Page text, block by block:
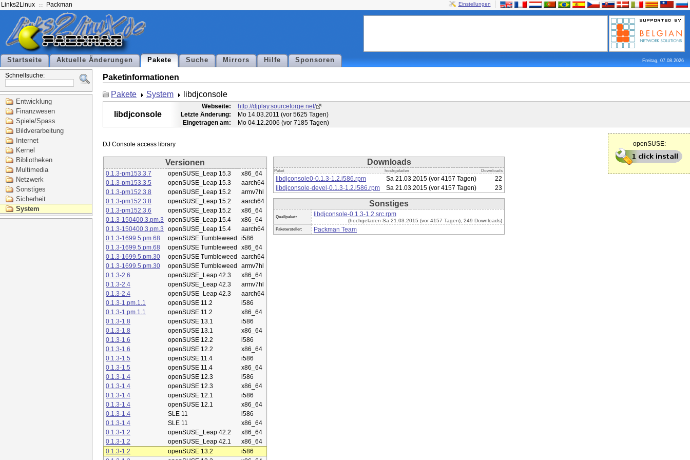
Links2Linux Packman Einstellungen
Startseite Aktuelle Änderungen Pakete Suche Mirrors Hilfe Sponsoren Freitag, 07.08.2026
Schnellsuche:
Entwicklung
Finanzwesen
Spiele/Spass
Bildverarbeitung
Internet
Kernel
Bibliotheken
Multimedia
Netzwerk
Sonstiges
Sicherheit
System
Paketinformationen
Pakete
System libdjconsole
libdjconsole
Webseite:
http://djplay.sourceforge.net/
Letzte Änderung:
Mo 14.03.2011 (vor 5625 Tagen)
Eingetragen am:
Mo 04.12.2006 (vor 7185 Tagen)
openSUSE:
Versionen
0.1.3-pm153.3.7 openSUSE_Leap 15.3
x86_64
0.1.3-pm153.3.5
openSUSE_Leap 15.3
aarch64
0.1.3-pm152.3.8
openSUSE_Leap 15.2
armv7hl
0.1.3-pm152.3.8
openSUSE_Leap 15.2
aarch64
0.1.3-pm152.3.6
openSUSE_Leap 15.2
x86_64
0.1.3-150400.3.pm.3
openSUSE_Leap 15.4
x86_64
0.1.3-150400.3.pm.3
openSUSE_Leap 15.4
aarch64
0.1.3-1699.5.pm.68
openSUSE Tumbleweed
i586
0.1.3-1699.5.pm.68
openSUSE Tumbleweed
x86_64
0.1.3-1699.5.pm.30
openSUSE Tumbleweed
aarch64
0.1.3-1699.5.pm.30
openSUSE Tumbleweed
armv7hl
0.1.3-2.6
openSUSE_Leap 42.3
x86_64
0.1.3-2.4
openSUSE_Leap 42.3
armv7hl
0.1.3-2.4
openSUSE_Leap 42.3
aarch64
0.1.3-1.pm.1.1
openSUSE 11.2
i586
0.1.3-1.pm.1.1
openSUSE 11.2
x86_64
0.1.3-1.8
openSUSE 13.1
i586
0.1.3-1.8
openSUSE 13.1
x86_64
0.1.3-1.6
openSUSE 12.2
i586
0.1.3-1.6
openSUSE 12.2
x86_64
0.1.3-1.5
openSUSE 11.4
i586
0.1.3-1.5
openSUSE 11.4
x86_64
0.1.3-1.4
openSUSE 12.3
i586
0.1.3-1.4
openSUSE 12.3
x86_64
0.1.3-1.4
openSUSE 12.1
i586
0.1.3-1.4
openSUSE 12.1
x86_64
0.1.3-1.4
SLE 11
i586
0.1.3-1.4
SLE 11
x86_64
0.1.3-1.2
openSUSE_Leap 42.2
x86_64
0.1.3-1.2
openSUSE_Leap 42.1
x86_64
0.1.3-1.2
openSUSE 13.2
i586
Downloads
Paket hochgeladen Downloads
libdjconsole0-0.1.3-1.2.i586.rpm Sa 21.03.2015 (vor 4157 Tagen)
22
libdjconsole-devel-0.1.3-1.2.i586.rpm
Sa 21.03.2015 (vor 4157 Tagen) 23
Sonstiges
Quellpaket: libdjconsole-0.1.3-1.2.src.rpm
(hochgeladen Sa 21.03.2015 (vor 4157 Tagen), 249 Downloads)
Paketersteller: Packman Team